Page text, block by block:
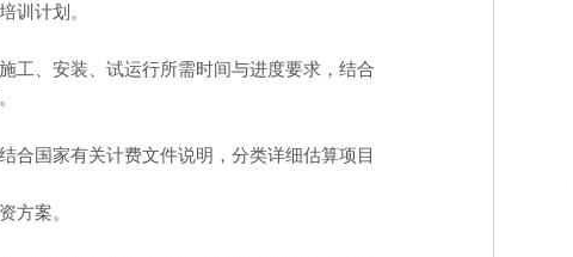
训计划。
工、安装、试运行所需时间与进度要求，结合
合国家有关计费文件说明，分类详细估算项目
方案。